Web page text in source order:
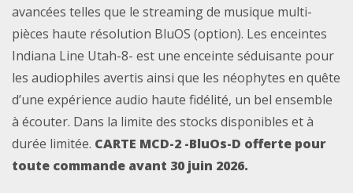
avancées telles que le streaming de musique multi-
pièces haute résolution BluOS (option). Les enceintes
Indiana Line Utah-8- est une enceinte séduisante pour
les audiophiles avertis ainsi que les néophytes en quête
d’une expérience audio haute fidélité, un bel ensemble
à écouter. Dans la limite des stocks disponibles et à
durée limitée. CARTE MCD-2 -BluOs-D offerte pour
toute commande avant 30 juin 2026.